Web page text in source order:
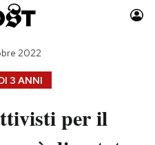
Auto
Moda
3 ANNI
2022
per il